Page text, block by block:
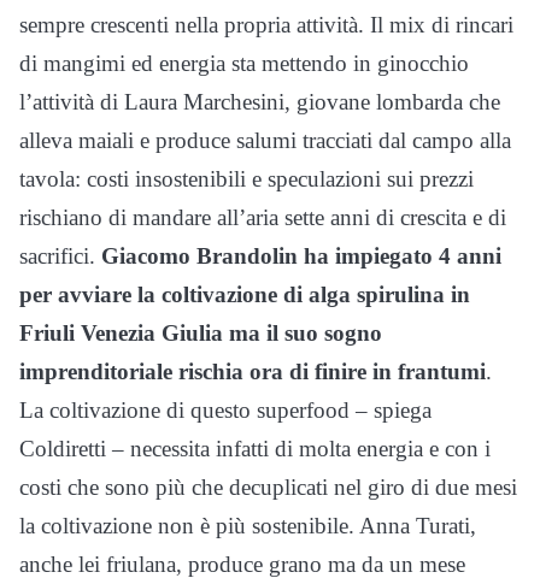
sempre crescenti nella propria attività. Il mix di rincari
di mangimi ed energia sta mettendo in ginocchio
l’attività di Laura Marchesini, giovane lombarda che
alleva maiali e produce salumi tracciati dal campo alla
tavola: costi insostenibili e speculazioni sui prezzi
rischiano di mandare all’aria sette anni di crescita e di
sacrifici. Giacomo Brandolin ha impiegato 4 anni
per avviare la coltivazione di alga spirulina in
Friuli Venezia Giulia ma il suo sogno
imprenditoriale rischia ora di finire in frantumi.
La coltivazione di questo superfood – spiega
Coldiretti – necessita infatti di molta energia e con i
costi che sono più che decuplicati nel giro di due mesi
la coltivazione non è più sostenibile. Anna Turati,
anche lei friulana, produce grano ma da un mese